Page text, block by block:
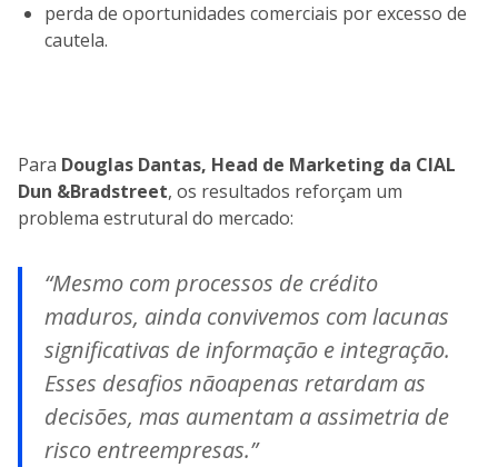
perda de oportunidades comerciais por excesso de
cautela.
Para Douglas Dantas, Head de Marketing da CIAL
Dun &Bradstreet, os resultados reforçam um
problema estrutural do mercado:
“Mesmo com processos de crédito
maduros, ainda convivemos com lacunas
significativas de informação e integração.
Esses desafios nãoapenas retardam as
decisões, mas aumentam a assimetria de
risco entreempresas.”